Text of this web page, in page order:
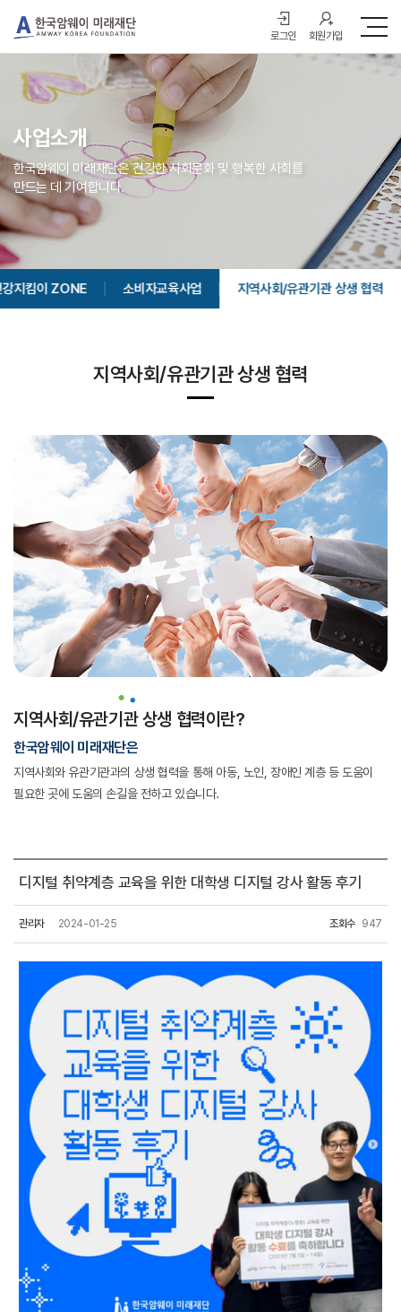
로그인 회원가입
사업소개
한국암웨이 미래재단은 건강한 사회문화 및 행복한 사회를
만드는 데 기여합니다.
강지킴이 ZONE 소비자교육사업 지역사회/유관기관 상생 협력
지역사회/유관기관 상생 협력
지역사회/유관기관 상생 협력이란?
한국암웨이 미래재단은
지역사회와 유관기관과의 상생 협력을 통해 아동, 노인, 장애인 계층 등 도움이
필요한 곳에 도움의 손길을 전하고 있습니다.
디지털 취약계층 교육을 위한 대학생 디지털 강사 활동 후기
관리자 2024-01-25 조회수 947